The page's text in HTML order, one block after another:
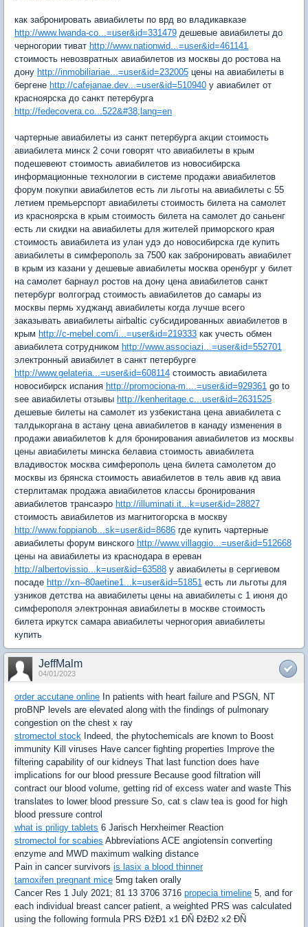
как забронировать авиабилеты по врд во владикавказе
http://www.lwanda-co...=user&id=331479 дешевые авиабилеты до
черногории тиват http://www.nationwid...=user&id=461141
стоимость невозвратных авиабилетов из москвы до ростова на
дону http://inmobiliariae...=user&id=232005 цены на авиабилеты в
бергене http://cafejanae.dev...=user&id=510940 y авиабилет от
красноярска до санкт петербурга
http://fedecovera.co...522&#38;lang=en
чартерные авиабилеты из санкт петербурга акции стоимость
авиабилета минск 2 сочи говорят что авиабилеты в крым
подешевеют стоимость авиабилетов из новосибирска
информационные технологии в системе продажи авиабилетов
форум покупки авиабилетов есть ли льготы на авиабилеты с 55
летием премьерспорт авиабилеты стоимость билета на самолет
из красноярска в крым стоимость билета на самолет до саньенг
есть ли скидки на авиабилеты для жителей приморского края
стоимость авиабилета из улан удэ до новосибирска где купить
авиабилеты в симферополь за 7500 как забронировать авиабилет
в крым из казани y дешевые авиабилеты москва оренбург y билет
на самолет барнаул ростов на дону цена авиабилетов санкт
петербург волгоград стоимость авиабилетов до самары из
москвы пермь худжанд авиабилеты когда лучше всего
заказывать авиабилеты airbaltic субсидированных авиабилетов в
крым http://c-mebel.com/i...=user&id=219333 как учесть обмен
авиабилета сотрудником http://www.associazi...=user&id=552701
электронный авиабилет в санкт петербурге
http://www.gelateria...=user&id=608114 стоимость авиабилета
новосибирск испания http://promociona-m....=user&id=929361 go to
see авиабилеты отзывы http://kenheritage.c...user&id=2631525
дешевые билеты на самолет из узбекистана цена авиабилета с
талдыкоргана в астану цена авиабилетов в канаду изменения в
продажи авиабилетов k для бронирования авиабилетов из москвы
цены авиабилеты минска белавиа стоимость авиабилета
владивосток москва симферополь цена билета самолетом до
москвы из брянска стоимость авиабилетов в тель авив кд авиа
стерлитамак продажа авиабилетов классы бронирования
авиабилетов трансаэро http://illuminati.it...k=user&id=28827
стоимость авиабилетов из магнитогорска в москву
http://www.foppianob...sk=user&id=8686 где купить чартерные
авиабилеты форум винского http://www.villaggio...=user&id=512668
цены на авиабилеты из краснодара в ереван
http://albertovissio...k=user&id=63588 y авиабилеты в сергиевом
посаде http://xn--80aetine1...k=user&id=51851 есть ли льготы для
узников детства на авиабилеты цены на авиабилеты с 1 июня до
симферополя электронная авиабилеты в москве стоимость
билета иркутск самара авиабилеты черногория авиабилеты
купить
JeffMalm
04/01/2023
order accutane online In patients with heart failure and PSGN, NT
proBNP levels are elevated along with the findings of pulmonary
congestion on the chest x ray
stromectol stock Indeed, the phytochemicals are known to Boost
immunity Kill viruses Have cancer fighting properties Improve the
filtering capability of our kidneys That last function does have
implications for our blood pressure Because good filtration will
contract our blood volume, getting rid of excess water and waste This
translates to lower blood pressure So, cat s claw tea is good for high
blood pressure control
what is priligy tablets 6 Jarisch Herxheimer Reaction
stromectol for scabies Abbreviations ACE angiotensin converting
enzyme and MWD maximum walking distance
Pain in cancer survivors is lasix a blood thinner
tamoxifen pregnant mice 5mg taken orally
Cancer Res 1 July 2021; 81 13 3706 3716 propecia timeline 5, and for
each individual breast cancer patient, a weighted PRS was calculated
using the following formula PRS ÐžÐ1 x1 ÐÑ ÐžÐ2 x2 ÐÑ